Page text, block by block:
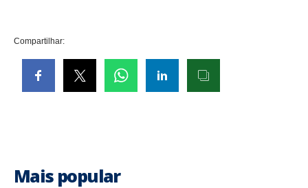
Compartilhar:
Mais popular